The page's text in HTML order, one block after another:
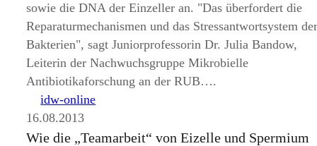
sowie die DNA der Einzeller an.
Das überfordert die
Reparaturmechanismen und das Stressantwortsystem
Bakterien , sagt Juniorprofessorin Dr. Julia Bandow,
Leiterin der Nachwuchsgruppe Mikrobielle
Antibiotikaforschung an der RUB….
idw-online
16.08.2013
Wie die „Teamarbeit“ von Eizelle und Spermium